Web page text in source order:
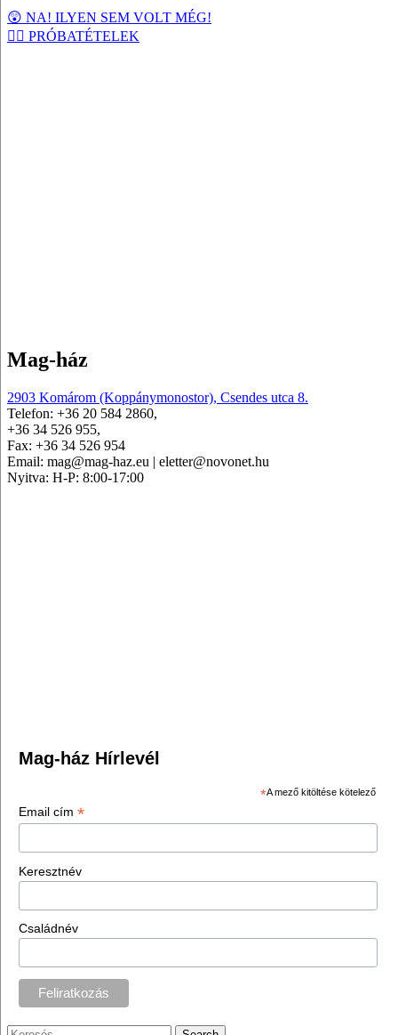
😲 NA! ILYEN SEM VOLT MÉG!
🏴‍☠️ PRÓBATÉTELEK
Mag-ház
2903 Komárom (Koppánymonostor), Csendes utca 8.
Telefon: +36 20 584 2860,
+36 34 526 955,
Fax: +36 34 526 954
Email: mag@mag-haz.eu | eletter@novonet.hu
Nyitva: H-P: 8:00-17:00
Mag-ház Hírlevél
*A mező kitöltése kötelező
Email cím *
Keresztnév
Családnév